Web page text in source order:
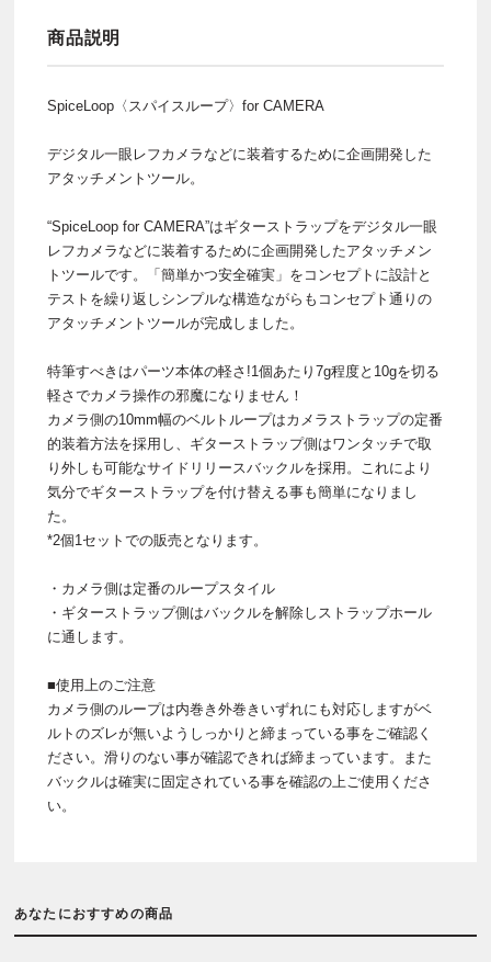
商品説明
SpiceLoop〈スパイスループ〉for CAMERA
デジタル一眼レフカメラなどに装着するために企画開発した
アタッチメントツール。
“SpiceLoop for CAMERA”はギターストラップをデジタル一眼
レフカメラなどに装着するために企画開発したアタッチメン
トツールです。「簡単かつ安全確実」をコンセプトに設計と
テストを繰り返しシンプルな構造ながらもコンセプト通りの
アタッチメントツールが完成しました。
特筆すべきはパーツ本体の軽さ!1個あたり7g程度と10gを切る
軽さでカメラ操作の邪魔になりません！
カメラ側の10mm幅のベルトループはカメラストラップの定番
的装着方法を採用し、ギターストラップ側はワンタッチで取
り外しも可能なサイドリリースバックルを採用。これにより
気分でギターストラップを付け替える事も簡単になりまし
た。
*2個1セットでの販売となります。
・カメラ側は定番のループスタイル
・ギターストラップ側はバックルを解除しストラップホール
に通します。
■使用上のご注意
カメラ側のループは内巻き外巻きいずれにも対応しますがベ
ルトのズレが無いようしっかりと締まっている事をご確認く
ださい。滑りのない事が確認できれば締まっています。また
バックルは確実に固定されている事を確認の上ご使用くださ
い。
あなたにおすすめの商品